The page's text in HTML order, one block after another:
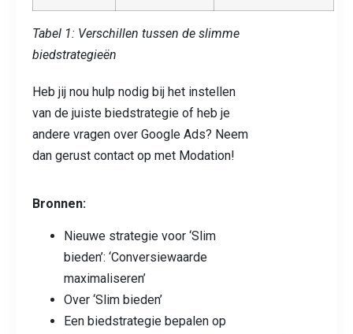
Tabel 1: Verschillen tussen de slimme
biedstrategieën
Heb jij nou hulp nodig bij het instellen
van de juiste biedstrategie of heb je
andere vragen over Google Ads? Neem
dan gerust contact op met Modation!
Bronnen:
Nieuwe strategie voor ‘Slim
bieden’: ‘Conversiewaarde
maximaliseren’
Over ‘Slim bieden’
Een biedstrategie bepalen op